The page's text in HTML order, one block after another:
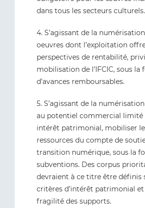
dans tous les secteurs culturels.
4. S’agissant de la
oeuvres dont l’exploitation
perspectives de rentabilité,
mobilisation de l’IFCIC, sous la
d’avances remboursables.
5. S’agissant de la
au potentiel commercial limité
intérêt patrimonial, mobiliser
ressources du compte de
transition numérique, sous la
subventions. Des corpus
devraient à ce titre être définis
critères d’intérêt patrimonial et
fragilité des supports.